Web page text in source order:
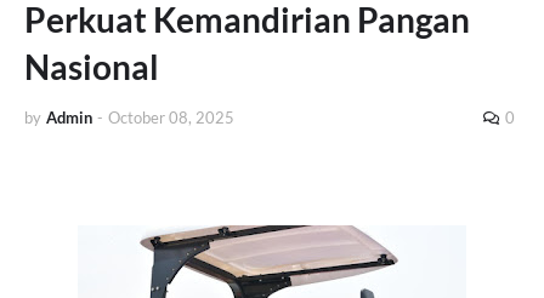
Perkuat Kemandirian Pangan
Nasional
by Admin - October 08, 2025 0